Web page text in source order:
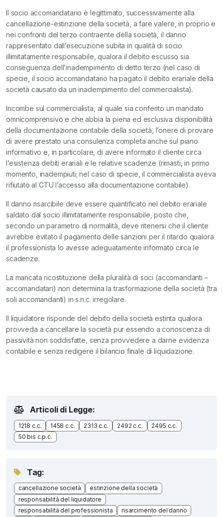
Il socio accomandatario è legittimato, successivamente alla
cancellazione-estinzione della società, a fare valere, in proprio e
nei confronti del terzo contraente della società, il danno
rappresentato dall’esecuzione subita in qualità di socio
illimitatamente responsabile, qualora il debito escusso sia
conseguenza dell’inadempimento di detto terzo (nel caso di
specie, il socio accomandatario ha pagato il debito erariale della
società causato da un inadempimento del commercialista).
Incombe sul commercialista, al quale sia conferito un mandato
omnicomprensivo e che abbia la piena ed esclusiva disponibilità
della documentazione contabile della società, l’onere di provare
di avere prestato una consulenza completa anche sul piano
informativo e, in particolare, di avere informato il cliente circa
l’esistenza debiti erariali e le relative scadenze (rimasti, in primo
momento, inadempiuti; nel caso di specie, il commercialista aveva
rifiutato al CTU l’accesso alla documentazione contabile).
Il danno risarcibile deve essere quantificato nel debito erariale
saldato dal socio illimitatamente responsabile, posto che,
secondo un parametro di normalità, deve ritenersi che il cliente
avrebbe evitato il pagamento delle sanzioni per il ritardo qualora
il professionista lo avesse adeguatamente informato circa le
scadenze.
La mancata ricostituzione della pluralità di soci (accomandanti –
accomandatari) non determina la trasformazione della società (tra
soli accomandanti) in s.n.c. irregolare.
Il liquidatore risponde del debito della società estinta qualora
provveda a cancellare la società pur essendo a conoscenza di
passività non soddisfatte, senza provvedere a darne evidenza
contabile e senza redigere il bilancio finale di liquidazione.
Articoli di Legge:
1218 c.c. 1458 c.c. 2313 c.c. 2492 c.c.
2495 c.c.
50 bis c.p.c.
Tag:
cancellazione società
estinzione della società
responsabilità del liquidatore
responsabilità del professionista
risarcimento del danno